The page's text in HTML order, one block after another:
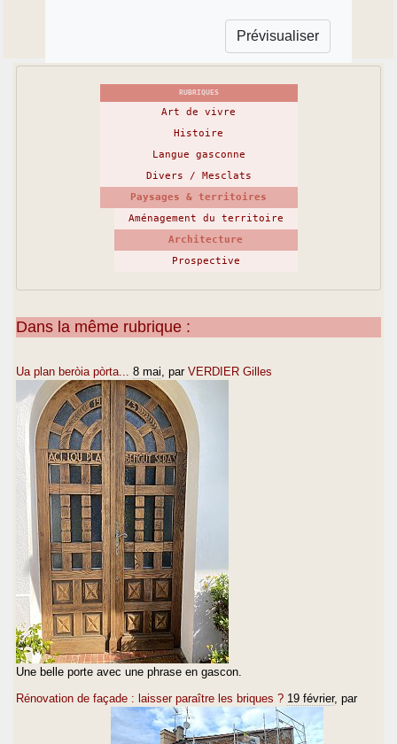
RUBRIQUES
Art de vivre
Histoire
Langue gasconne
Divers / Mesclats
Paysages & territoires
Aménagement du territoire
Architecture
Prospective
Dans la même rubrique :
Ua plan beròia pòrta... 8 mai , par VERDIER Gilles
Une belle porte avec une phrase en gascon.
Rénovation de façade : laisser paraître les briques ? 19 février, par